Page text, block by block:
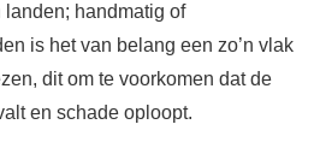
handmatig of
is het van belang een zo’n vlak
dit om te voorkomen dat de
en schade oploopt.